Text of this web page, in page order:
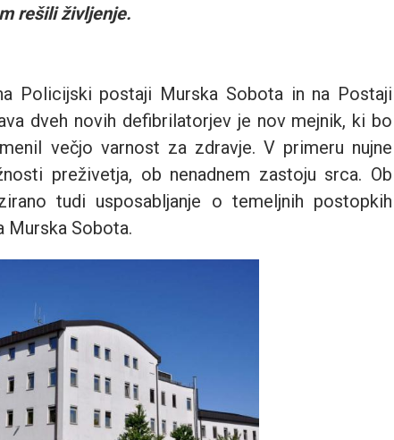
rešili življenje.
Policijski postaji Murska Sobota in na Postaji
dveh novih defibrilatorjev je nov mejnik, ki bo
večjo varnost za zdravje. V primeru nujne
preživetja, ob nenadnem zastoju srca. Ob
tudi usposabljanje o temeljnih postopkih
Murska Sobota.